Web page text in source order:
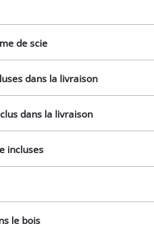
de scie
dans la livraison
dans la livraison
incluses
le bois